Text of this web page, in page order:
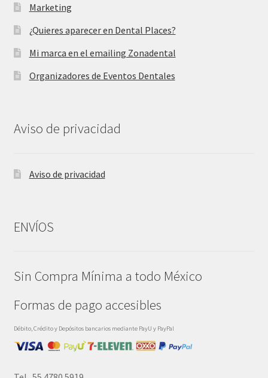
Marketing
¿Quieres aparecer en Dental Places?
Mi marca en el emailing Zonadental
Organizadores de Eventos Dentales
Aviso de privacidad
Aviso de privacidad
ENVÍOS
Sin Compra Mínima a todo México
Formas de pago accesibles
Débito, Crédito y Depósitos bancarios mediante PayU y PayPal